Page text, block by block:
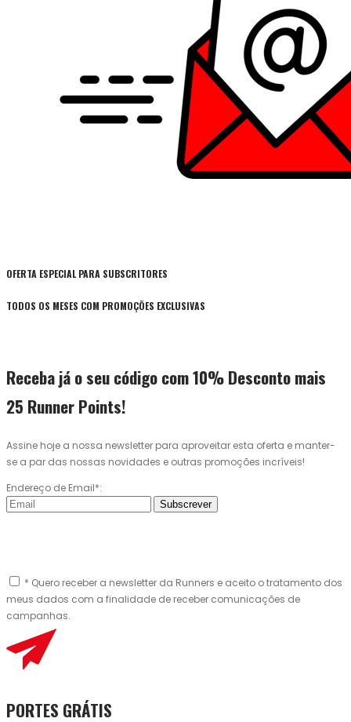
OFERTA ESPECIAL PARA SUBSCRITORES
TODOS OS MESES COM PROMOÇÕES EXCLUSIVAS
Receba já o seu código com 10% Desconto mais
25 Runner Points!
Assine hoje a nossa newsletter para aproveitar esta oferta e manter-
se a par das nossas novidades e outras promoções incríveis!
Endereço de Email*:
Subscrever
* Quero receber a newsletter da Runners e aceito o tratamento dos
meus dados com a finalidade de receber comunicações de
campanhas.
PORTES GRÁTIS